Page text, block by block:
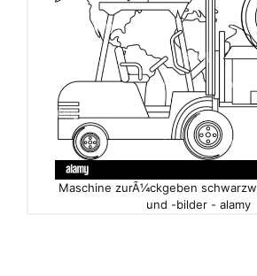
Maschine zurÃ¼ckgeben
und -bilder - alamy